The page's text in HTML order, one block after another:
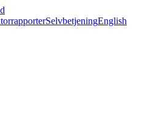
SelvbetjeningEnglish